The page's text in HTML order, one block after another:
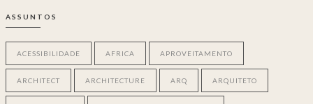
ASSUNTOS
ACESSIBILIDADE AFRICA APROVEITAMENTO
ARCHITECT ARCHITECTURE ARQ ARQUITETO